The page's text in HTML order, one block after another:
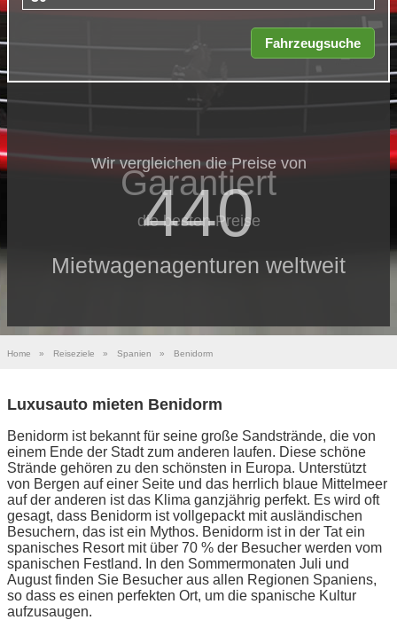
Wir vergleichen die Preise von
440
Mietwagenagenturen weltweit
Garantiert
die besten Preise
Home » Reiseziele » Spanien » Benidorm
Luxusauto mieten Benidorm
Benidorm ist bekannt für seine große Sandstrände, die von
einem Ende der Stadt zum anderen laufen. Diese schöne
Strände gehören zu den schönsten in Europa. Unterstützt
von Bergen auf einer Seite und das herrlich blaue Mittelmeer
auf der anderen ist das Klima ganzjährig perfekt. Es wird oft
gesagt, dass Benidorm ist vollgepackt mit ausländischen
Besuchern, das ist ein Mythos. Benidorm ist in der Tat ein
spanisches Resort mit über 70 % der Besucher werden vom
spanischen Festland. In den Sommermonaten Juli und
August finden Sie Besucher aus allen Regionen Spaniens,
so dass es einen perfekten Ort, um die spanische Kultur
aufzusaugen.